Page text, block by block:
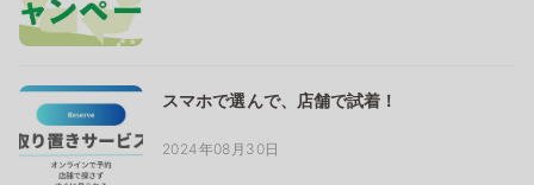
スマホで選んで、店舗で試着！
2024年08月30日